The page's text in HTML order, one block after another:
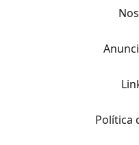
Política